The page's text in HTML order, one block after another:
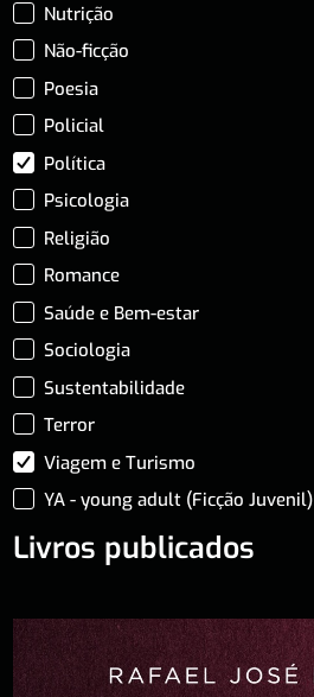
Nutrição
Não-ficção
Poesia
Policial
Política
Psicologia
Religião
Romance
Saúde e Bem-estar
Sociologia
Sustentabilidade
Terror
Viagem e Turismo
YA - young adult (Ficção Juvenil)
Livros publicados